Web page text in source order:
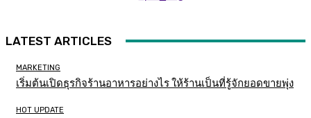
LATEST ARTICLES
MARKETING
เริ่มต้นเปิดธุรกิจร้านอาหารอย่างไร ให้ร้านเป็นที่รู้จักยอดขายพุ่ง
HOT UPDATE